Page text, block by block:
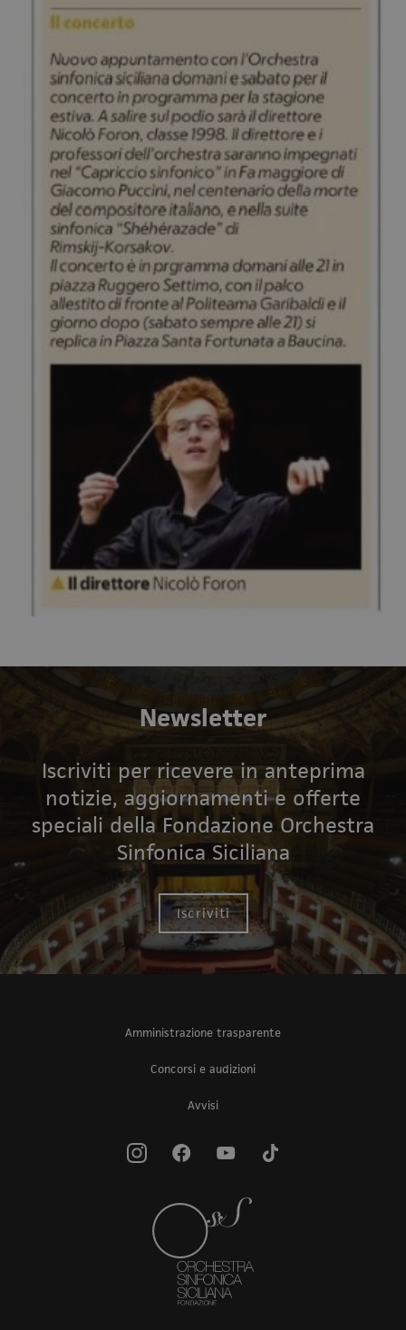
Newsletter
Iscriviti per ricevere in anteprima
notizie, aggiornamenti e offerte
speciali della Fondazione Orchestra
Sinfonica Siciliana
Iscriviti
Amministrazione trasparente
Concorsi e audizioni
Avvisi